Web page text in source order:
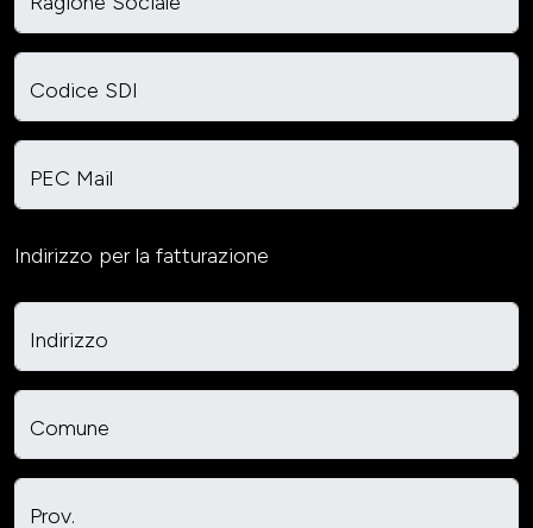
Codice SDI
PEC Mail
Indirizzo per la fatturazione
Indirizzo
Comune
Prov.